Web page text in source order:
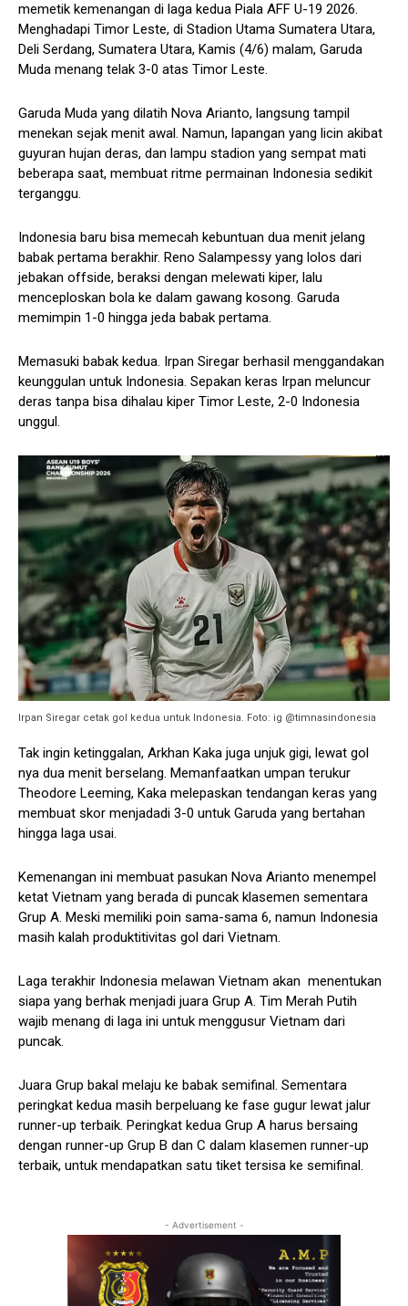
memetik kemenangan di laga kedua Piala AFF U-19 2026.
Menghadapi Timor Leste, di Stadion Utama Sumatera Utara,
Deli Serdang, Sumatera Utara, Kamis (4/6) malam, Garuda
Muda menang telak 3-0 atas Timor Leste.
Garuda Muda yang dilatih Nova Arianto, langsung tampil
menekan sejak menit awal. Namun, lapangan yang licin akibat
guyuran hujan deras, dan lampu stadion yang sempat mati
beberapa saat, membuat ritme permainan Indonesia sedikit
terganggu.
Indonesia baru bisa memecah kebuntuan dua menit jelang
babak pertama berakhir. Reno Salampessy yang lolos dari
jebakan offside, beraksi dengan melewati kiper, lalu
menceploskan bola ke dalam gawang kosong. Garuda
memimpin 1-0 hingga jeda babak pertama.
Memasuki babak kedua. Irpan Siregar berhasil menggandakan
keunggulan untuk Indonesia. Sepakan keras Irpan meluncur
deras tanpa bisa dihalau kiper Timor Leste, 2-0 Indonesia
unggul.
Irpan Siregar cetak gol kedua untuk Indonesia. Foto: ig @timnasindonesia
Tak ingin ketinggalan, Arkhan Kaka juga unjuk gigi, lewat gol
nya dua menit berselang. Memanfaatkan umpan terukur
Theodore Leeming, Kaka melepaskan tendangan keras yang
membuat skor menjadadi 3-0 untuk Garuda yang bertahan
hingga laga usai.
Kemenangan ini membuat pasukan Nova Arianto menempel
ketat Vietnam yang berada di puncak klasemen sementara
Grup A. Meski memiliki poin sama-sama 6, namun Indonesia
masih kalah produktitivitas gol dari Vietnam.
Laga terakhir Indonesia melawan Vietnam akan menentukan
siapa yang berhak menjadi juara Grup A. Tim Merah Putih
wajib menang di laga ini untuk menggusur Vietnam dari
puncak.
Juara Grup bakal melaju ke babak semifinal. Sementara
peringkat kedua masih berpeluang ke fase gugur lewat jalur
runner-up terbaik. Peringkat kedua Grup A harus bersaing
dengan runner-up Grup B dan C dalam klasemen runner-up
terbaik, untuk mendapatkan satu tiket tersisa ke semifinal.
- Advertisement -